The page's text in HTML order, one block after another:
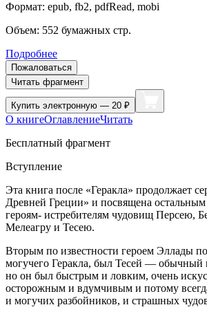
Формат: epub, fb2, pdfRead, mobi
Объем: 552 бумажных стр.
Подробнее
Пожаловаться
Читать фрагмент
Купить электронную — 20 ₽
О книгеОглавлениеЧитать
Бесплатный фрагмент
Вступление
Эта книга после «Геракла» продолжает
Древней Греции» и посвящена
героям- истребителям чудовищ Персею,
Мелеагру и Тесею.
Вторым по известности героем Эллады
могучего Геракла, был Тесей — обычный
но он был быстрым и ловким, очень
осторожным и вдумчивым и потому
и могучих разбойников, и страшных